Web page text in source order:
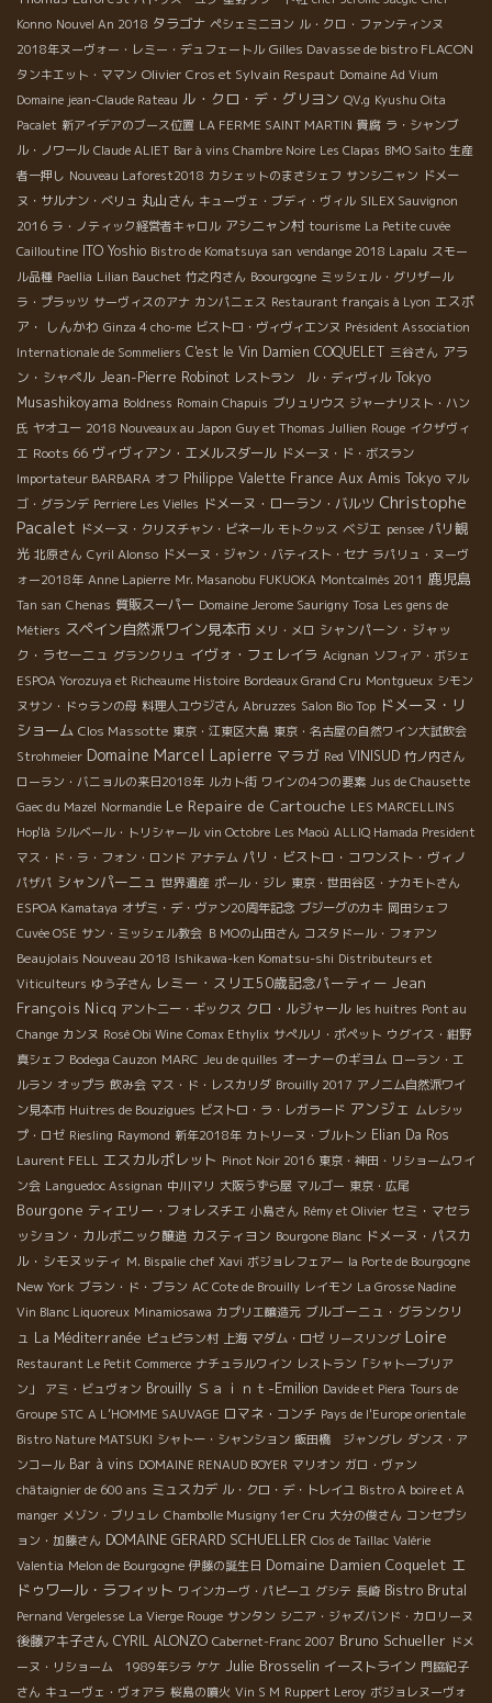
Konno Nouvel An 2018 タラゴナ ペシェミニヨン ル・クロ・ファンティンヌ
2018年ヌーヴォー・レミー・デュフェートル Gilles Davasse de bistro FLACON
タンキエット・ママン Olivier Cros et Sylvain Respaut Domaine Ad Vium
Domaine jean-Claude Rateau ル・クロ・デ・グリヨン QV.g Kyushu Oita
Pacalet 新アイデアのブース位置 LA FERME SAINT MARTIN 貴腐 ラ・シャンブ
ル・ノワール Claude ALIET Bar à vins Chambre Noire Les Clapas BMO Saito 生産
者一押し Nouveau Laforest2018 カシェットのまさシェフ サンシニャン ドメー
ヌ・サルナン・ベリュ 丸山さん キューヴェ・ブディ・ヴィル SILEX Sauvignon
2016 ラ・ノティック経営者キャロル アシニャン村 tourisme La Petite cuvée
Cailloutine ITO Yoshio Bistro de Komatsuya san vendange 2018 Lapalu スモー
ル品種 Paellia Lilian Bauchet 竹之内さん Boourgogne ミッシェル・グリザール
ラ・プラッツ サーヴィスのアナ カンパニェス Restaurant français à Lyon エスポ
ア・ しんかわ Ginza 4 cho-me ビストロ・ヴィヴィエンヌ Président Association
Internationale de Sommeliers C'est le Vin Damien COQUELET 三谷さん アラ
ン・シャペル Jean-Pierre Robinot レストラン ル・ディヴィル Tokyo
Musashikoyama Boldness Romain Chapuis ブリュリウス ジャーナリスト・ハン
氏 ヤオユー 2018 Nouveaux au Japon Guy et Thomas Jullien Rouge イクザヴィ
エ Roots 66 ヴィヴィアン・エメルスダール ドメーヌ・ド・ボスラン
Importateur BARBARA オフ Philippe Valette France Aux Amis Tokyo マル
ゴ・グランデ Perriere Les Vielles ドメーヌ・ローラン・バルツ Christophe
Pacalet ドメーヌ・クリスチャン・ビネール モトクッス ベジエ pensee パリ観
光 北原さん Cyril Alonso ドメーヌ・ジャン・バティスト・セナ ラパリュ・ヌーヴ
ォー2018年 Anne Lapierre Mr. Masanobu FUKUOKA Montcalmès 2011 鹿児島
Tan san Chenas 質販スーパー Domaine Jerome Saurigny Tosa Les gens de
Métiers スペイン自然派ワイン見本市 メリ・メロ シャンパーン・ジャッ
ク・ラセーニュ グランクリュ イヴォ・フェレイラ Acignan ソフィア・ボシェ
ESPOA Yorozuya et Richeaume Histoire Bordeaux Grand Cru Montgueux シモン
ヌサン・ドゥランの母 料理人ユウジさん Abruzzes Salon Bio Top ドメーヌ・リ
ショーム Clos Massotte 東京・江東区大島 東京・名古屋の自然ワイン大試飲会
Strohmeier Domaine Marcel Lapierre マラガ Red VINISUD 竹ノ内さん
ローラン・バニョルの来日2018年 ルカト街 ワインの4つの要素 Jus de Chausette
Gaec du Mazel Normandie Le Repaire de Cartouche LES MARCELLINS
Hop'là シルベール・トリシャール vin Octobre Les Maoù ALLIQ Hamada President
マス・ド・ラ・フォン・ロンド アナテム パリ・ビストロ・コワンスト・ヴィノ
パザパ シャンパーニュ 世界遺産 ポール・ジレ 東京・世田谷区・ナカモトさん
ESPOA Kamataya オザミ・デ・ヴァン20周年記念 ブジーグのカキ 岡田シェフ
Cuvée OSE サン・ミッシェル教会 ＢＭОの山田さん コスタドール・フォアン
Beaujolais Nouveau 2018 Ishikawa-ken Komatsu-shi Distributeurs et
Viticulteurs ゆう子さん レミー・スリエ50歳記念パーティー Jean
François Nicq アントニー・ギックス クロ・ルジャール les huitres Pont au
Change カンヌ Rosé Obi Wine Comax Ethylix サぺルリ・ポペット ウグイス・紺野
真シェフ Bodega Cauzon MARC Jeu de quilles オーナーのギヨム ローラン・エ
ルラン オップラ 飲み会 マス・ド・レスカリダ Brouilly 2017 アノニム自然派ワイ
ン見本市 Huitres de Bouzigues ビストロ・ラ・レガラード アンジェ ムレシッ
プ・ロゼ Riesling Raymond 新年2018年 カトリーヌ・ブルトン Elian Da Ros
Laurent FELL エスカルポレット Pinot Noir 2016 東京・神田・リショームワイ
ン会 Languedoc Assignan 中川マリ 大阪うずら屋 マルゴー 東京・広尾
Bourgone ティエリー・フォレスチエ 小島さん Rémy et Olivier セミ・マセラ
ッション・カルボニック醸造 カスティヨン Bourgone Blanc ドメーヌ・パスカ
ル・シモヌッティ M. Bispalie chef Xavi ボジョレフェアー la Porte de Bourgogne
New York ブラン・ド・ブラン AC Cote de Brouilly レイモン La Grosse Nadine
Vin Blanc Liquoreux Minamiosawa カプリエ醸造元 ブルゴーニュ・グランクリ
ュ La Méditerranée ピュピラン村 上海 マダム・ロゼ リースリング Loire
Restaurant Le Petit Commerce ナチュラルワイン レストラン「シャトーブリア
ン」
アミ・ビュヴォン Brouilly Ｓａｉｎｔ-Emilion Davide et Piera Tours de
Groupe STC A L’HOMME SAUVAGE ロマネ・コンチ Pays de l'Europe orientale
Bistro Nature MATSUKI シャトー・シャンション 飯田橋 ジャングレ ダンス・ア
ンコール Bar à vins DOMAINE RENAUD BOYER マリオン ガロ・ヴァン
châtaignier de 600 ans ミュスカデ ル・クロ・デ・トレイユ Bistro A boire et A
manger メゾン・ブリュレ Chambolle Musigny 1er Cru 大分の俊さん コンセプシ
ョン・加藤さん DOMAINE GERARD SCHUELLER Clos de Taillac Valérie
Valentia Melon de Bourgogne 伊藤の誕生日 Domaine Damien Coquelet エ
ドゥワール・ラフィット ワインカーヴ・パピーユ グシテ 長崎 Bistro Brutal
Pernand Vergelesse La Vierge Rouge サンタン シニア・ジャズバンド・カロリーヌ
後藤アキ子さん CYRIL ALONZO Cabernet-Franc 2007 Bruno Schueller ドメ
ーヌ・リショーム 1989年シラ ケケ Julie Brosselin イーストライン 門脇紀子
さん キューヴェ・ヴォアラ 桜島の噴火 Vin S M Ruppert Leroy ボジョレヌーヴォ